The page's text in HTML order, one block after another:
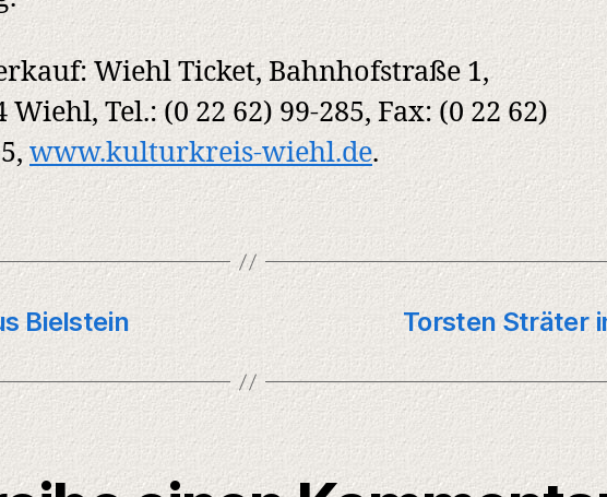
Wiehl Ticket, Bahnhofstraße 1,
Wiehl, Tel.: (0 22 62) 99-285, Fax: (0 22 62)
www.kulturkreis-wiehl.de.
Bielstein Torsten Sträter